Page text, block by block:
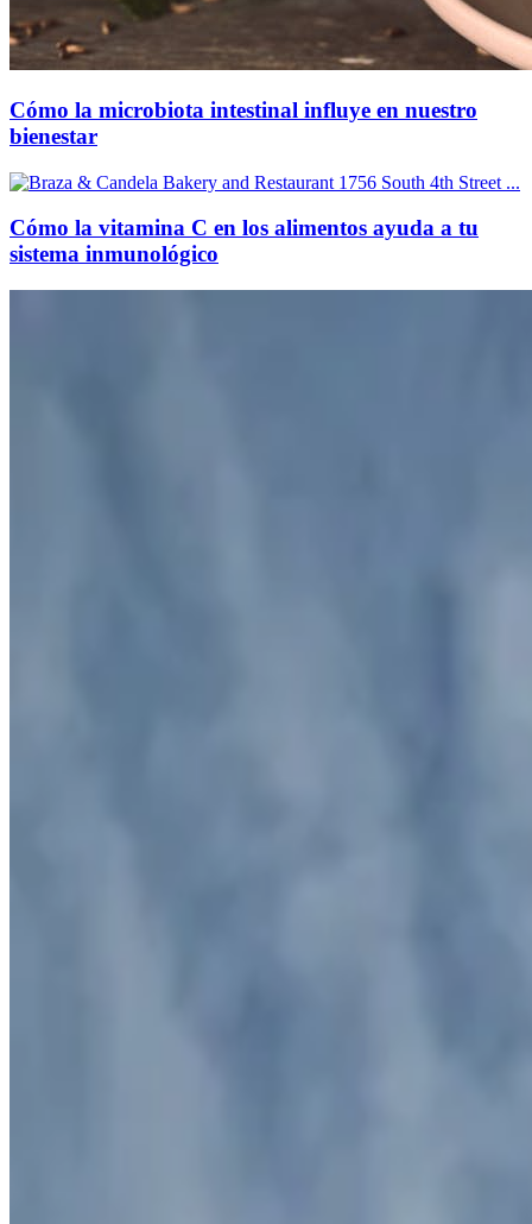
Cómo la microbiota intestinal influye en nuestro
bienestar
Cómo la vitamina C en los alimentos ayuda a tu
sistema inmunológico